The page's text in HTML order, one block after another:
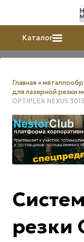
Каталог
Главная »
для лазерной резки
OPTIPLEX NEXUS
резки